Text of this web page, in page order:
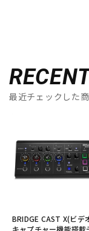
最近チェックした
BRIDGE CAST X(ビデ